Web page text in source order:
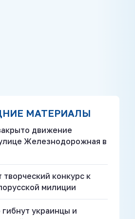
МАТЕРИАЛЫ
движение
Железнодорожная в
конкурс к
милиции
гибнут украинцы и